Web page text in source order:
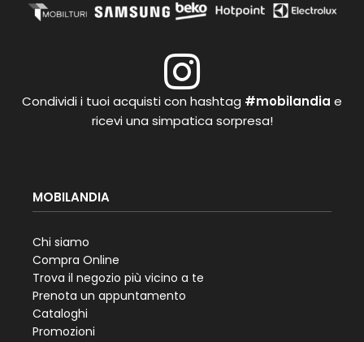
Condividi i tuoi acquisti con hashtag #mobilandia e
ricevi una simpatica sorpresa!
MOBILANDIA
Chi siamo
Compra Online
Trova il negozio più vicino a te
Prenota un appuntamento
Cataloghi
Promozioni